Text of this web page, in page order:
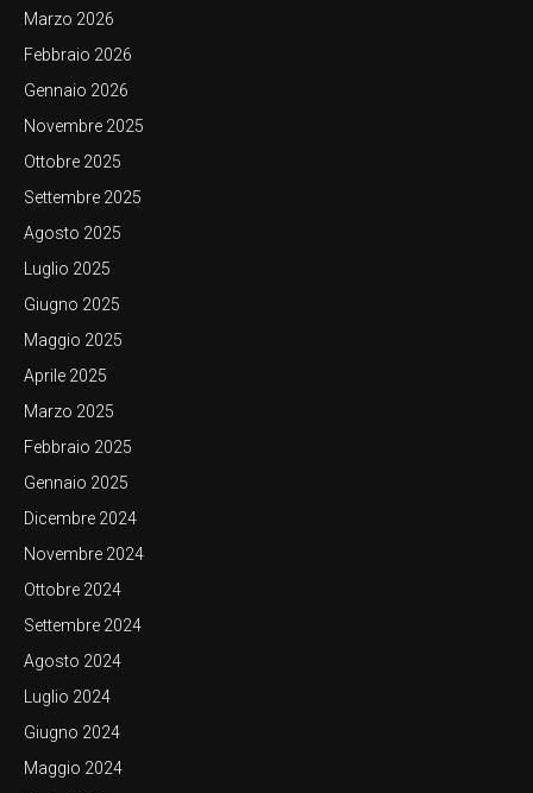
Marzo 2026
Febbraio 2026
Gennaio 2026
Novembre 2025
Ottobre 2025
Settembre 2025
Agosto 2025
Luglio 2025
Giugno 2025
Maggio 2025
Aprile 2025
Marzo 2025
Febbraio 2025
Gennaio 2025
Dicembre 2024
Novembre 2024
Ottobre 2024
Settembre 2024
Agosto 2024
Luglio 2024
Giugno 2024
Maggio 2024